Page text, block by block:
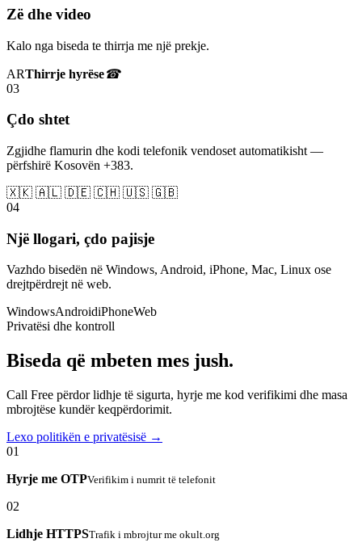
Zë dhe video
Kalo nga biseda te thirrja me një prekje.
ARThirrje hyrëse☎
03
Çdo shtet
Zgjidhe flamurin dhe kodi telefonik vendoset automatikisht —
përfshirë Kosovën +383.
🇽🇰 🇦🇱 🇩🇪 🇨🇭 🇺🇸 🇬🇧
04
Një llogari, çdo pajisje
Vazhdo bisedën në Windows, Android, iPhone, Mac, Linux ose
drejtpërdrejt në web.
WindowsAndroidiPhoneWeb
Privatësi dhe kontroll
Biseda që mbeten mes jush.
Call Free përdor lidhje të sigurta, hyrje me kod verifikimi dhe masa
mbrojtëse kundër keqpërdorimit.
Lexo politikën e privatësisë →
01
Hyrje me OTPVerifikim i numrit të telefonit
02
Lidhje HTTPSTrafik i mbrojtur me okult.org